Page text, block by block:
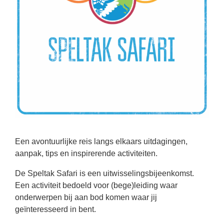
Een avontuurlijke reis langs elkaars uitdagingen,
aanpak, tips en inspirerende activiteiten.
De Speltak Safari is een uitwisselingsbijeenkomst.
Een activiteit bedoeld voor (bege)leiding waar
onderwerpen bij aan bod komen waar jij
geïnteresseerd in bent.